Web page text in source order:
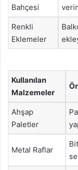
Bahçesi
Renkli
Eklemeler
Kullanılan
Malzemeler
Ahşap
Paletler
Metal Raflar